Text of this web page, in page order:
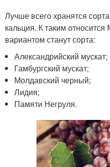
Лучше всего хранятся
кальция. К таким
вариантом станут сорта:
Александрийский мускат;
Гамбургский мускат;
Молдавский черный;
Лидия;
Памяти Негруля.